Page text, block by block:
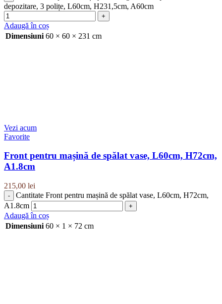
depozitare, 3 polițe, L60cm, H231,5cm, A60cm
Adaugă în coș
Dimensiuni 60 × 60 × 231 cm
Vezi acum
Favorite
Front pentru mașină de spălat vase, L60cm, H72cm,
A1.8cm
215,00 lei
Cantitate Front pentru mașină de spălat vase, L60cm, H72cm,
A1.8cm
Adaugă în coș
Dimensiuni 60 × 1 × 72 cm